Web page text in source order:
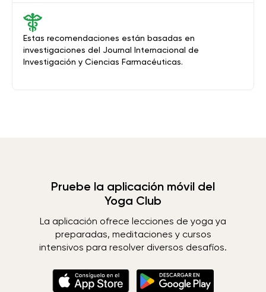
Estas recomendaciones están basadas en
investigaciones del Journal Internacional de
Investigación y Ciencias Farmacéuticas.
Pruebe la aplicación móvil del
Yoga Club
La aplicación ofrece lecciones de yoga ya
preparadas, meditaciones y cursos
intensivos para resolver diversos desafíos.